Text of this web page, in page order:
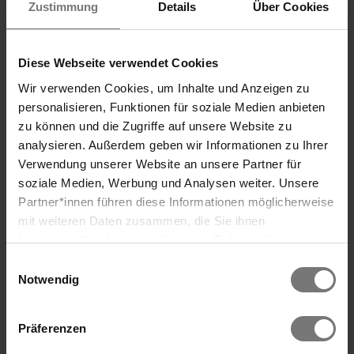
Zustimmung Details Über Cookies
Diese Webseite verwendet Cookies
Wir verwenden Cookies, um Inhalte und Anzeigen zu
personalisieren, Funktionen für soziale Medien anbieten
zu können und die Zugriffe auf unsere Website zu
analysieren. Außerdem geben wir Informationen zu Ihrer
Verwendung unserer Website an unsere Partner für
soziale Medien, Werbung und Analysen weiter. Unsere
Partner*innen führen diese Informationen möglicherweise
mit weiteren Daten zusammen, die Sie ihnen
bereitgestellt haben oder die sie im Rahmen Ihrer
Cookies und ähnliche Technologien (Tracking-Pixel),
Dienste erforderlich ist (bspw. Spracheinstellungen),
sowie darüber hinaus soweit Sie Ihre Einwilligung in die
Notwendig
Präferenzen
3 Tage / 2 Nächte Halbpension ab
€ 318 für 1 Erwachsenen und 1 Kind
2 Reiteinheiten pro Kind
Spielplatz, Wellnessbereich,Ein tritt ins
Hallenbad Wenigzell
Gültig bis 31. Oktober 2026
Single mit Kind am Reiterhof - Das
Leitner Home & Horse